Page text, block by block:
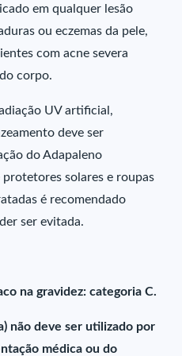
em qualquer lesão
ou eczemas da pele,
com acne severa
corpo.
UV artificial,
deve ser
do Adapaleno
solares e roupas
é recomendado
ser evitada.
na gravidez: categoria C.
não deve ser utilizado por
médica ou do